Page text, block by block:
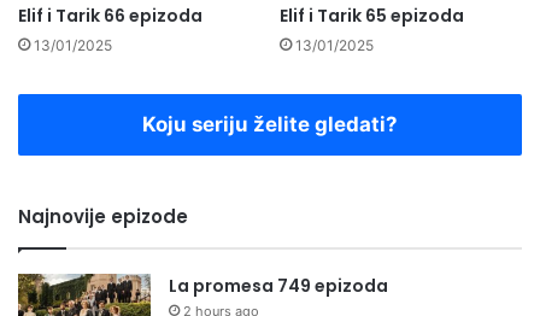
Elif i Tarik 66 epizoda
13/01/2025
Elif i Tarik 65 epizoda
13/01/2025
Koju seriju želite gledati?
Najnovije epizode
La promesa 749 epizoda
2 hours ago